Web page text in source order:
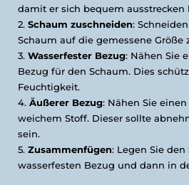
damit er sich bequem ausstrecken
Schaum zuschneiden:
Schaum auf die gemessene Größe
Wasserfester Bezug: Nähen Sie
Bezug für den Schaum. Dies
Feuchtigkeit.
Äußerer Bezug: Nähen Sie
weichem Stoff. Dieser sollte
sein.
Zusammenfügen: Legen Sie
wasserfesten Bezug und dann in